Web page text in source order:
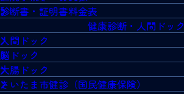
診断書・証明書料金表
健康診断・人間ドック
人間ドック
脳ドック
大腸ドック
さいたま市健診（国民健康保険）